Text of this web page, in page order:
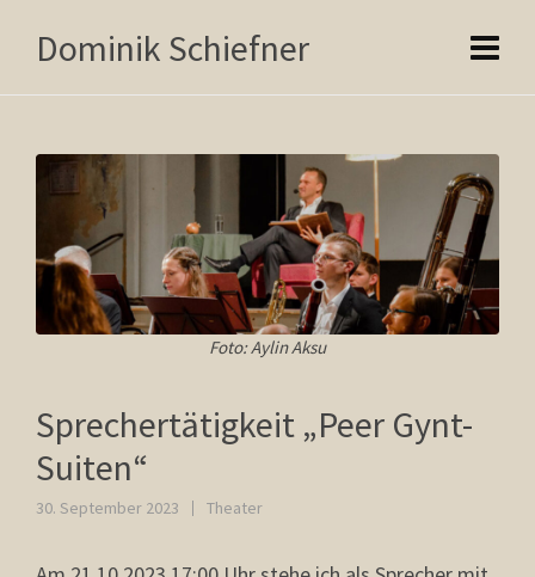
Dominik Schiefner
Foto: Aylin Aksu
Sprechertätigkeit „Peer Gynt-
Suiten“
30. September 2023 Theater